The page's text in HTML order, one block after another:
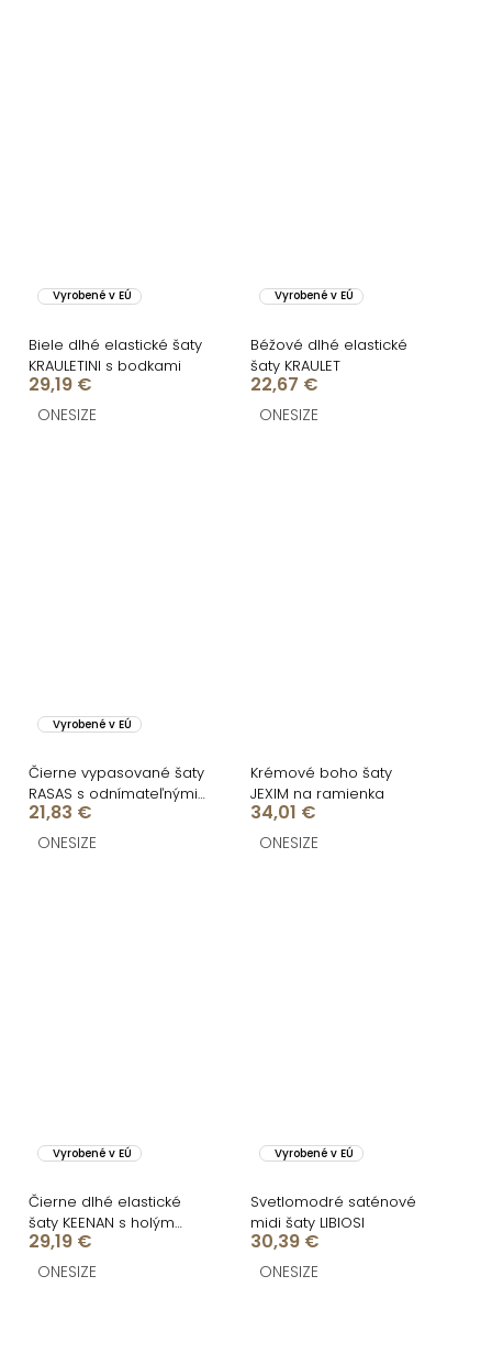
Vyrobené v EÚ
Biele dlhé elastické šaty
KRAULETINI s bodkami
29,19 €
ONESIZE
Vyrobené v EÚ
Béžové dlhé elastické
šaty KRAULET
22,67 €
ONESIZE
Vyrobené v EÚ
Čierne vypasované šaty
RASAS s odnímateľnými
bielymi kvetmi
21,83 €
ONESIZE
Krémové boho šaty
JEXIM na ramienka
34,01 €
ONESIZE
Vyrobené v EÚ
Čierne dlhé elastické
šaty KEENAN s holým
chrbtom
29,19 €
ONESIZE
Vyrobené v EÚ
Svetlomodré saténové
midi šaty LIBIOSI
30,39 €
ONESIZE